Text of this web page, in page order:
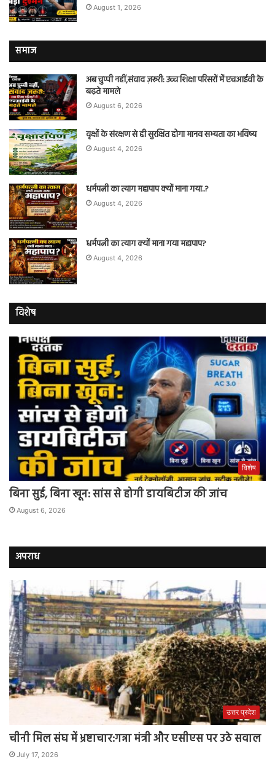
August 1, 2026
समाज
अब चुप्पी नहीं,संवाद ज़रूरी: उच्च शिक्षा परिसरों में एचआईवी के
बढ़ते मामले
August 6, 2026
वृक्षों के संरक्षण से ही सुरक्षित होगा मानव सभ्यता का भविष्य
August 4, 2026
धर्मपत्नी का त्याग महापाप क्यों माना गया..?
August 4, 2026
धर्मपत्नी का त्याग क्यों माना गया महापाप?
August 4, 2026
विशेष
विशेष
बिना सुई, बिना खून: सांस से होगी डायबिटीज की जांच
August 6, 2026
अपराध
उत्तर प्रदेश
चीनी मिल संघ में भ्रष्टाचार:गन्ना मंत्री और एसीएस पर उठे सवाल
July 17, 2026